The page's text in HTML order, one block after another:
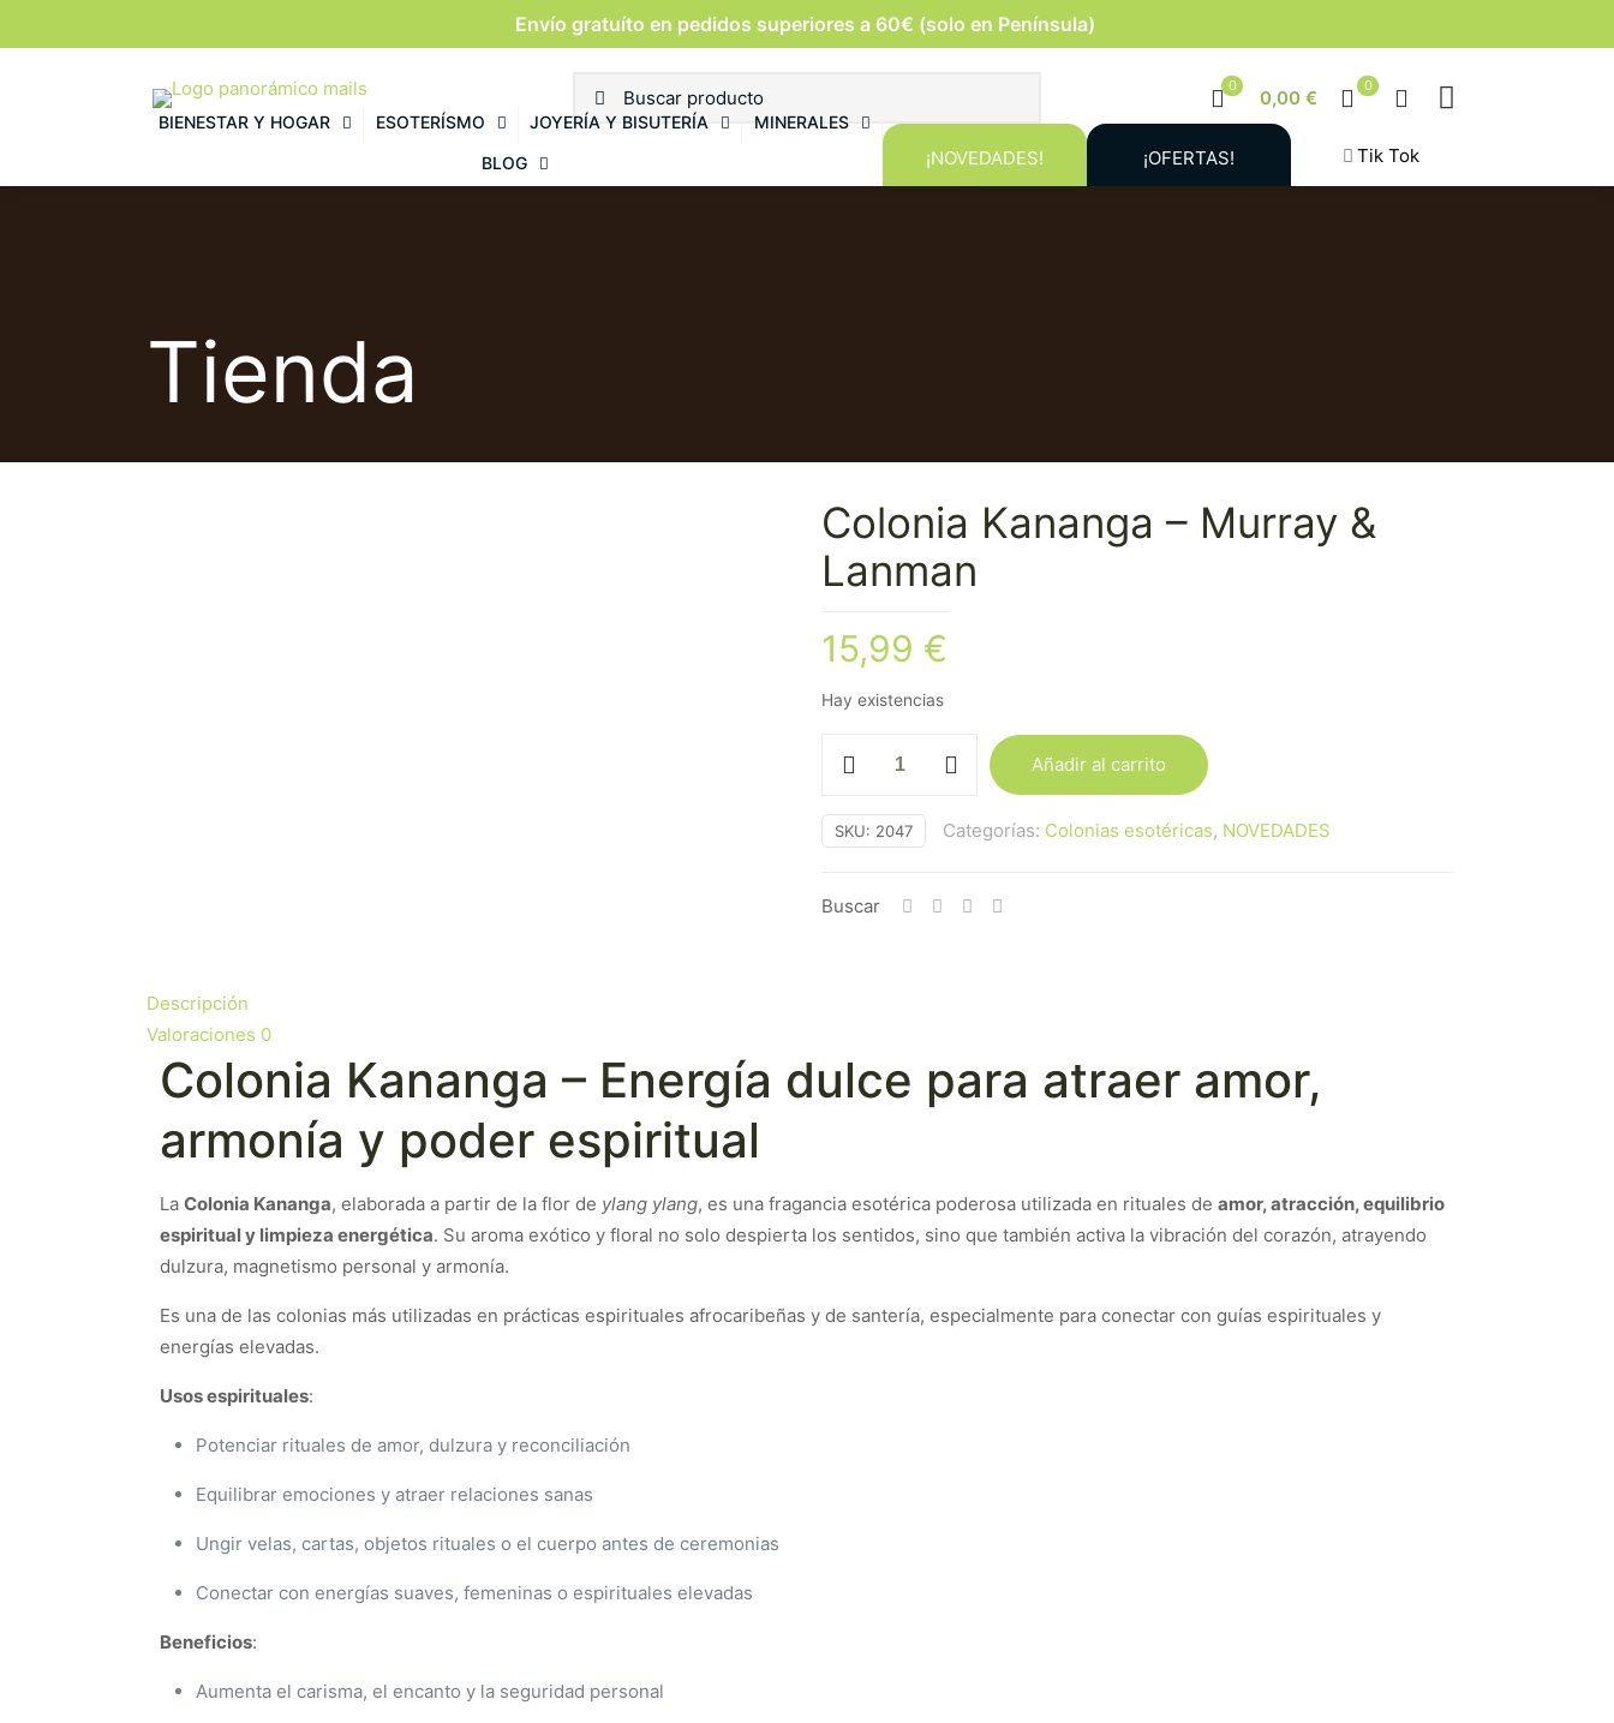
Envío gratuíto en pedidos superiores a 60€ (solo en Península)
0
0,00 €
0
BIENESTAR Y HOGAR ESOTERÍSMO JOYERÍA Y BISUTERÍA
MINERALES
BLOG
¡NOVEDADES! ¡OFERTAS! Tik Tok
Tienda
Colonia Kananga – Murray &
Lanman
15,99 €
Hay existencias
Kananga
-
Murray
Lanman
Añadir al carrito
SKU: 2047 Categorías: Colonias esotéricas, NOVEDADES
Buscar
Descripción
Valoraciones 0
Colonia Kananga – Energía dulce para atraer amor,
armonía y poder espiritual
La Colonia Kananga, elaborada a partir de la flor de ylang ylang, es una fragancia esotérica poderosa utilizada en rituales de amor, atracción, equilibrio
espiritual y limpieza energética. Su aroma exótico y floral no solo despierta los sentidos, sino que también activa la vibración del corazón, atrayendo
dulzura, magnetismo personal y armonía.
Es una de las colonias más utilizadas en prácticas espirituales afrocaribeñas y de santería, especialmente para conectar con guías espirituales y
energías elevadas.
Usos espirituales:
Potenciar rituales de amor, dulzura y reconciliación
Equilibrar emociones y atraer relaciones sanas
Ungir velas, cartas, objetos rituales o el cuerpo antes de ceremonias
Conectar con energías suaves, femeninas o espirituales elevadas
Beneficios:
Aumenta el carisma, el encanto y la seguridad personal